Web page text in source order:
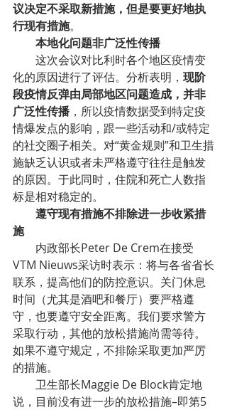
议决定不采取新措施，但是要更好地执
行现有措施。
本地化问题非广泛性传播
这次会议对比利时各个地区疫情变
化的原因进行了评估。分析表明， 现阶
段疫情反弹由局部地区问题造成，并非
广泛性传播 ，所以疫情数据受到特定疫
情爆发点的影响，跟一些活动和/或特定
的社交圈子相关。对“黄金规则”和卫生措
施缺乏认识或者未严格遵守往往是触发
的原因。于此同时，住院和死亡人数指
标是相对稳定的。
遵守现有措施不排除进一步收紧措
施
内政部长Peter De Crem在接受
VTM Nieuws采访时表示：将与各省省长
联系，提高他们的防控意识。关门休息
时间（尤其是酒吧和餐厅）要严格遵
守，也要遵守安全距离。我们要求警方
采取行动，其他的放松措施尚需等待。
如果不遵守规定，不排除采取更加严厉
的措施。
卫生部长Maggie De Block肯定地
说，目前没有进一步的放松措施–即第5